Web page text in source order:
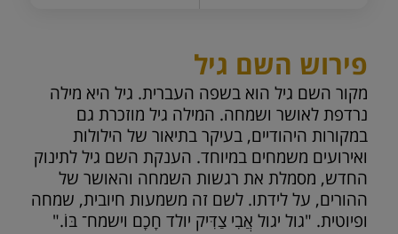
פירוש השם גיל
מקור השם גיל הוא בשפה העברית. גיל היא מילה
נרדפת לאושר ושמחה. המילה גיל מוזכרת גם
במקורות היהודיים, בעיקר בתיאור של הילולות
ואירועים משמחים במיוחד. הענקת השם גיל לתינוק
החדש, מסמלת את רגשות השמחה והאושר של
ההורים, על לידתו. לשם זה משמעות חיובית, שמחה
ופיוטית. "גול יגול אֲבִי צַדִּיק יולד חָכָם וישמח־ בּוֹ."